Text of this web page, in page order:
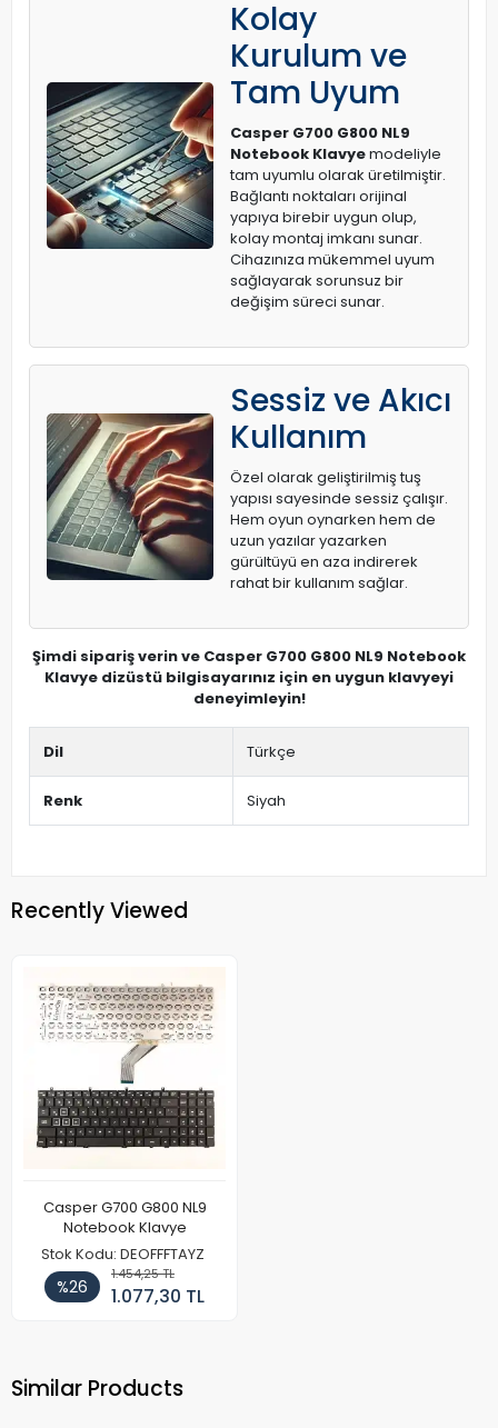
Kolay
Kurulum ve
Tam Uyum
Casper G700 G800 NL9
Notebook Klavyemodeliyle
tam uyumlu olarak üretilmiştir.
Bağlantı noktaları orijinal
yapıya birebir uygun olup,
kolay montaj imkanı sunar.
Cihazınıza mükemmel uyum
sağlayarak sorunsuz bir
değişim süreci sunar.
Sessiz ve Akıcı
Kullanım
Özel olarak geliştirilmiş tuş
yapısı sayesinde sessiz çalışır.
Hem oyun oynarken hem de
uzun yazılar yazarken
gürültüyü en aza indirerek
rahat bir kullanım sağlar.
Şimdi sipariş verin ve Casper G700 G800 NL9 Notebook
Klavye dizüstü bilgisayarınız için en uygun klavyeyi
deneyimleyin!
Dil Türkçe
Renk Siyah
Recently Viewed
Casper G700 G800 NL9
Notebook Klavye
Stok Kodu: DEOFFFTAYZ
%26
1.454,25 TL
1.077,30 TL
Similar Products